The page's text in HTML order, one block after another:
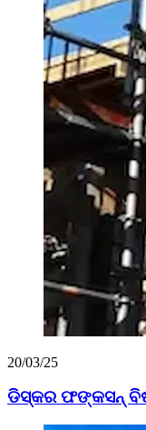
20/03/25
ଡିସ୍କର ଫଙ୍କସନ୍